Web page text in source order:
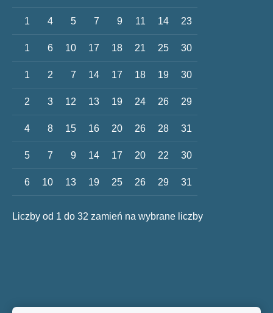
1 4 5 7 9 11 14 23
1 6 10 17 18 21 25 30
1 2 7 14 17 18 19 30
2 3 12 13 19 24 26 29
4 8 15 16 20 26 28 31
5 7 9 14 17 20 22 30
6 10 13 19 25 26 29 31
Liczby od 1 do 32 zamień na wybrane liczby